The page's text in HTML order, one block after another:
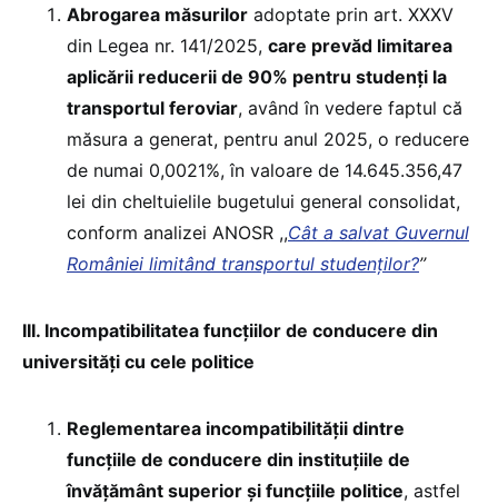
Abrogarea măsurilor adoptate prin art. XXXV
din Legea nr. 141/2025, care prevăd limitarea
aplicării reducerii de 90% pentru studenți la
transportul feroviar, având în vedere faptul că
măsura a generat, pentru anul 2025, o reducere
de numai 0,0021%, în valoare de 14.645.356,47
lei din cheltuielile bugetului general consolidat,
conform analizei ANOSR ,,Cât a salvat Guvernul
României limitând transportul studenților?’’
III. Incompatibilitatea funcțiilor de conducere din
universități cu cele politice
Reglementarea incompatibilității dintre
funcțiile de conducere din instituțiile de
învățământ superior și funcțiile politice, astfel